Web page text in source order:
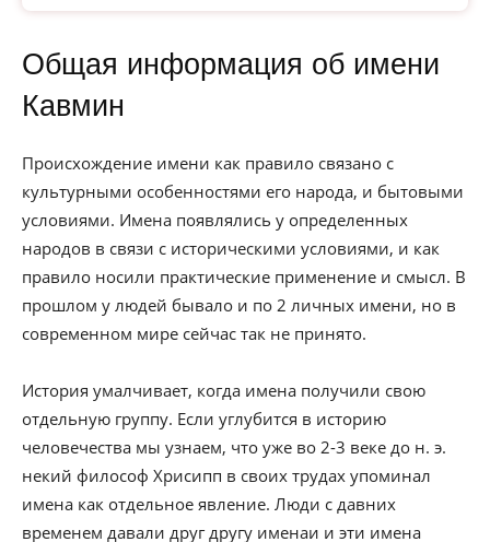
Общая информация об имени
Кавмин
Происхождение имени как правило связано с
культурными особенностями его народа, и бытовыми
условиями. Имена появлялись у определенных
народов в связи с историческими условиями, и как
правило носили практические применение и смысл. В
прошлом у людей бывало и по 2 личных имени, но в
современном мире сейчас так не принято.
История умалчивает, когда имена получили свою
отдельную группу. Если углубится в историю
человечества мы узнаем, что уже во 2-3 веке до н. э.
некий философ Хрисипп в своих трудах упоминал
имена как отдельное явление. Люди с давних
временем давали друг другу именаи и эти имена